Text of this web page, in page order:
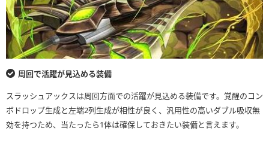
周回で活躍が見込める装備
スラッシュアックスは周回方面での活躍が見込める装備です。覚醒のコン
ボドロップ生成と左端2列生成が相性が良く、汎用性の高いダブル吸収無
効を持つため、当たったら1体は確保しておきたい装備と言えます。